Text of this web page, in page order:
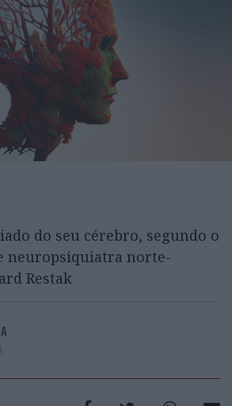
do seu cérebro, segundo o
neuropsiquiatra norte-
Restak